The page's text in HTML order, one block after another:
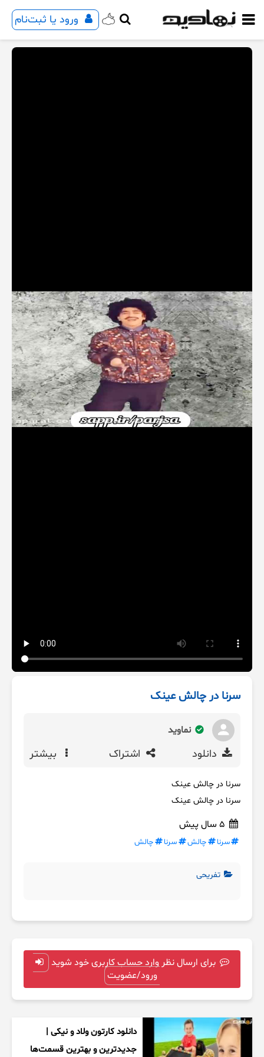
ورود یا ثبت‌نام
سرنا در چالش عینک
نماوید
دانلود اشتراک بیشتر
سرنا در چالش عینک
سرنا در چالش عینک
سرنا چالش سرنا چالش
تفریحی
برای ارسال نظر وارد حساب کاربری خود شوید
ورود/عضویت
دانلود کارتون ولاد و نیکی |
جدیدترین و بهترین قسمت‌ها